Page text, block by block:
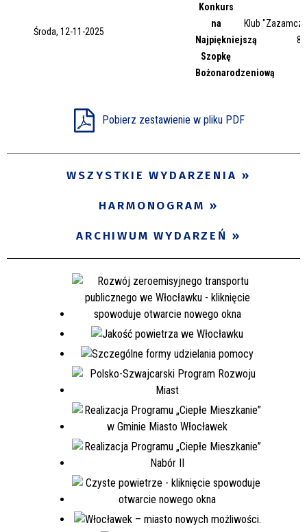
Środa, 12-11-2025
Konkurs
na
Najpiękniejszą
Szopkę
Bożonarodzeniową
Klub
87
Pobierz zestawienie w pliku PDF
WSZYSTKIE WYDARZENIA
HARMONOGRAM
ARCHIWUM WYDARZEŃ